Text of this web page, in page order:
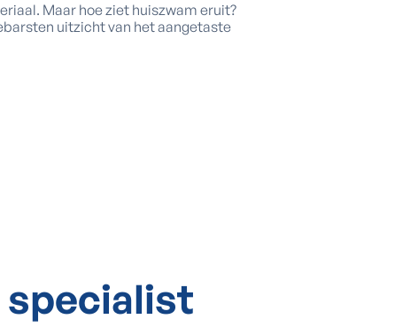
Maar hoe ziet huiszwam eruit?
uitzicht van het aangetaste
specialist